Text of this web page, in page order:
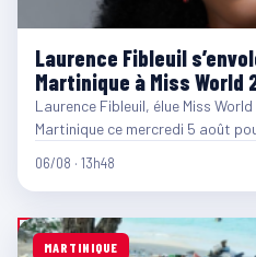
Laurence Fibleuil
Martinique à Miss World
Laurence Fibleuil, élue Miss
Martinique ce mercredi 5 août
06/08 · 13h48
MARTINIQUE